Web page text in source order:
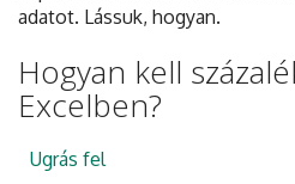
adatot. Lássuk, hogyan.
Hogyan kell
Excelben?
Ugrás fel